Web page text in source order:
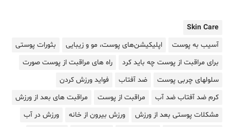
Skin Care
آسیب به پوست
اپلیکیشن‌های پوست، مو و زیبایی
بثورات پوستی
برای مراقبت از پوست چه باید کرد
راه های مراقبت از پوست صورت
سلولهای چربی پوست
ضد آفتاب
فواید ورزش کردن
کرم ضد آفتاب ضد آب
مراقبت از پوست
مراقبت های بعد از ورزش
مشکلات پوستی بعد از ورزش
ورزش بیرون از خانه
ورزش در آب